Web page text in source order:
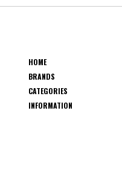
HOME
BRANDS
CATEGORIES
INFORMATION